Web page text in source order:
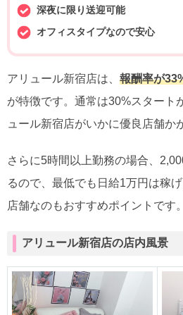
深夜に限り送迎可能
オフィスタイプなので安心
アリュール新宿店は、 報酬率が
が特徴です。通常は30%スタート
ュール新宿店がいかに優良店舗か
さらに5時間以上勤務の場合、
るので、最低でも日給1万円は稼
店舗なのもおすすめポイントです。
アリュール新宿店の店内風景